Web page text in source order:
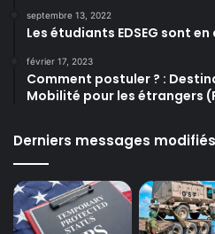
septembre 13, 2022
Les étudiants EDSEG sont
février 17, 2023
Comment postuler ? :
Mobilité pour les étrangers
Derniers messages modifiés